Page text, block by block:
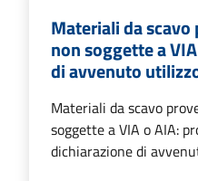
Materiali da
non soggette a
di avvenuto
Materiali da scavo
soggette a VIA o AIA:
dichiarazione di